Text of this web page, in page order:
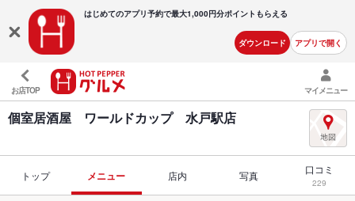
はじめてのアプリ予約で最大1,000円分ポイントもらえる
ダウンロード アプリで開く
お店TOP マイメニュー
個室居酒屋 ワールドカップ 水戸駅店
トップ メニュー 店内 写真 口コミ
229